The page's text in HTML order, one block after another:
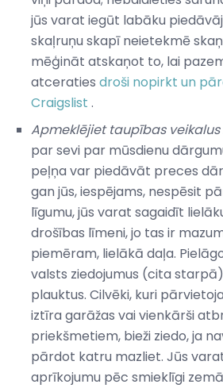
jūs varat iegūt labāku
skaļruņu skapī neietekmē
mēģināt atskaņot to, lai
atceraties droši nopirkt un
Craigslist .
Apmeklējiet taupības veikalus
par sevi par mūsdienu
peļņa var piedāvāt preces
gan jūs, iespējams, nespēsit
līgumu, jūs varat sagaidīt
drošības līmeni, jo tas ir
piemēram, lielākā daļa.
valsts ziedojumus (cita
plauktus. Cilvēki, kuri
iztīra garāžas vai vienkārši
priekšmetiem, bieži ziedo, ja
pārdot katru mazliet. Jūs
aprīkojumu pēc smieklīgi